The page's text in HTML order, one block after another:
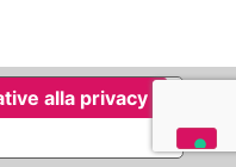
alla privacy